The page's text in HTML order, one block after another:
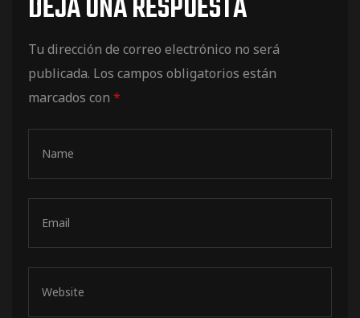
DEJA UNA RESPUESTA
Tu dirección de correo electrónico no será
publicada. Los campos obligatorios están
marcados con *
pista